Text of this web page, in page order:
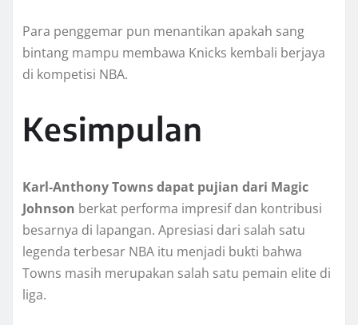
Para penggemar pun menantikan apakah sang
bintang mampu membawa Knicks kembali berjaya
di kompetisi NBA.
Kesimpulan
Karl-Anthony Towns dapat pujian dari Magic
Johnson berkat performa impresif dan kontribusi
besarnya di lapangan. Apresiasi dari salah satu
legenda terbesar NBA itu menjadi bukti bahwa
Towns masih merupakan salah satu pemain elite di
liga.